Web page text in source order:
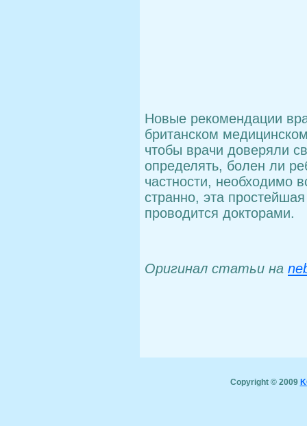
Новые рекомендации
британском
чтобы врачи доверяли
определять, болен ли
частности, необходимо
странно, эта
проводится докторами.
Оригинал статьи на
Copyright © 2009